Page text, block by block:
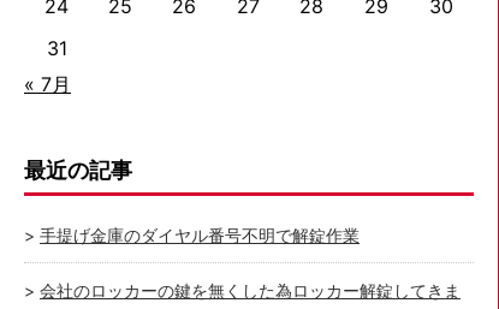
24
25 26 27 28 29
30
31
« 7月
最近の記事
手提げ金庫のダイヤル番号不明で解錠作業
会社のロッカーの鍵を無くした為ロッカー解錠してきま